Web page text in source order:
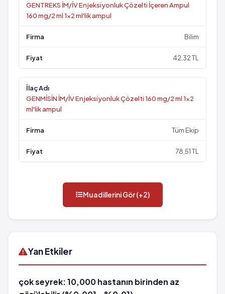
GENTREKS İM/İV Enjeksiyonluk Çözelti İçeren Ampul
160 mg/2 ml 1x2 ml'lik ampul
Bilim
42,32 TL
GENMİSİN İM/İV Enjeksiyonluk Çözelti 160 mg/2 ml 1x2
ml'lik ampul
Tüm Ekip
78,51 TL
Muadillerini Gör (+2)
Yan Etkiler
çok seyrek: 10,000 hastanın birinden az